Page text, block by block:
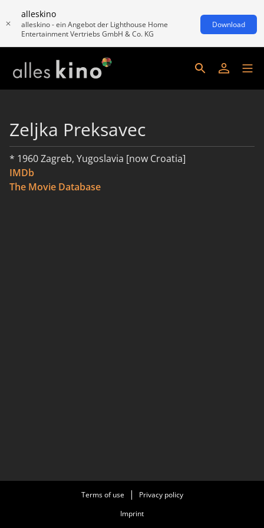
alleskino
alleskino - ein Angebot der Lighthouse Home
Entertainment Vertriebs GmbH & Co. KG
Download
Zeljka Preksavec
* 1960 Zagreb, Yugoslavia [now Croatia]
IMDb
The Movie Database
Terms of use
Privacy policy
Imprint